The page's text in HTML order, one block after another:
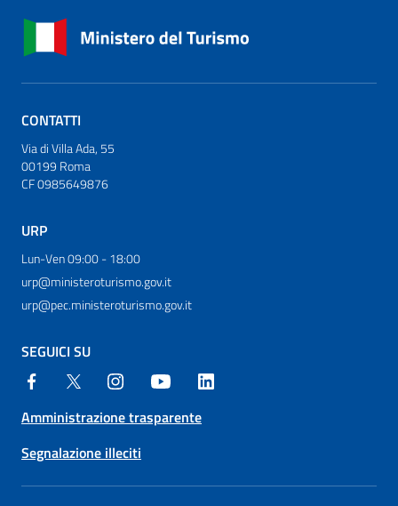
CONTATTI
Via di Villa Ada, 55
00199 Roma
CF 0985649876
URP
Lun-Ven 09:00 - 18:00
urp@ministeroturismo.gov.it
urp@pec.ministeroturismo.gov.it
SEGUICI SU
Amministrazione trasparente
Segnalazione illeciti